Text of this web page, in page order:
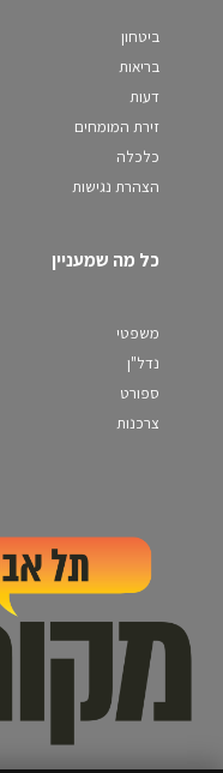
ביטחון
בריאות
דעות
זירת המומחים
כלכלה
הצהרת נגישות
כל מה שמעניין
משפטי
נדל"ן
ספורט
צרכנות